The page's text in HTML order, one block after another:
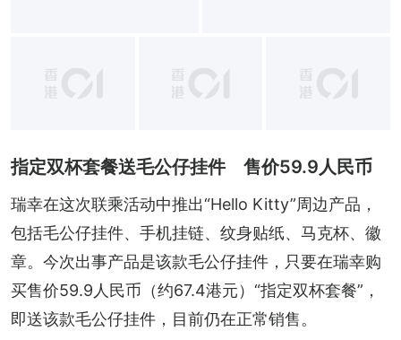
+6
指定双杯套餐送毛公仔挂件 售价59.9人民币
瑞幸在这次联乘活动中推出“Hello Kitty”周边产品，
包括毛公仔挂件、手机挂链、纹身贴纸、马克杯、徽
章。今次出事产品是该款毛公仔挂件，只要在瑞幸购
买售价59.9人民币（约67.4港元）“指定双杯套餐”，
即送该款毛公仔挂件，目前仍在正常销售。